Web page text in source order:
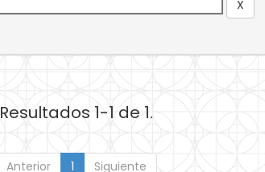
Resultados 1-1 de 1.
Anterior 1 Siguiente